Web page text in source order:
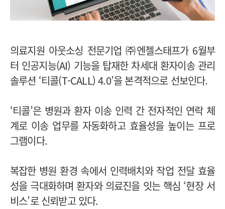
의료지원 아웃소싱 전문기업 ㈜엔젤스태프가 6월부
터 인공지능(AI) 기능을 탑재한 차세대 환자이송 관리
솔루션 ‘티콜(T-CALL) 4.0’을 본격적으로 선보인다.
‘티콜’은 병원과 환자 이송 인력 간 전자적인 연락 체
계로 이송 업무를 자동화하고 효율성을 높이는 프로
그램이다.
복잡한 병원 환경 속에서 인력배치와 작업 전달 효율
성을 극대화하며 환자와 의료진을 잇는 핵심 ‘현장 서
비스’로 신뢰받고 있다.